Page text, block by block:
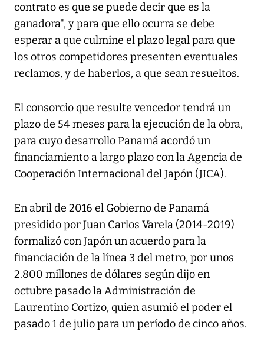
contrato es que se puede decir que es la
ganadora", y para que ello ocurra se debe
esperar a que culmine el plazo legal para que
los otros competidores presenten eventuales
reclamos, y de haberlos, a que sean resueltos.
El consorcio que resulte vencedor tendrá un
plazo de 54 meses para la ejecución de la obra,
para cuyo desarrollo Panamá acordó un
financiamiento a largo plazo con la Agencia de
Cooperación Internacional del Japón (JICA).
En abril de 2016 el Gobierno de Panamá
presidido por Juan Carlos Varela (2014-2019)
formalizó con Japón un acuerdo para la
financiación de la línea 3 del metro, por unos
2.800 millones de dólares según dijo en
octubre pasado la Administración de
Laurentino Cortizo, quien asumió el poder el
pasado 1 de julio para un período de cinco años.